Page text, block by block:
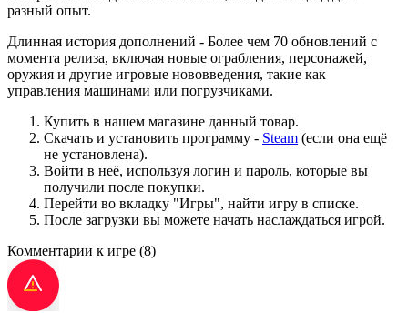
разный опыт.
Длинная история дополнений - Более чем 70 обновлений с
момента релиза, включая новые ограбления, персонажей,
оружия и другие игровые нововведения, такие как
управления машинами или погрузчиками.
Купить в нашем магазине данный товар.
Скачать и установить программу - Steam (если она ещё
не установлена).
Войти в неё, используя логин и пароль, которые вы
получили после покупки.
Перейти во вкладку "Игры", найти игру в списке.
После загрузки вы можете начать наслаждаться игрой.
Комментарии к игре (8)